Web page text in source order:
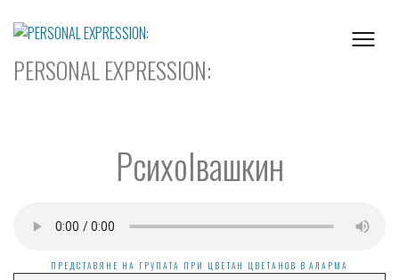
PERSONAL EXPRESSION:
PсихоIвашкин
ПРЕДСТАВЯНЕ НА ГРУПАТА ПРИ ЦВЕТАН ЦВЕТАНОВ В АЛАРМА